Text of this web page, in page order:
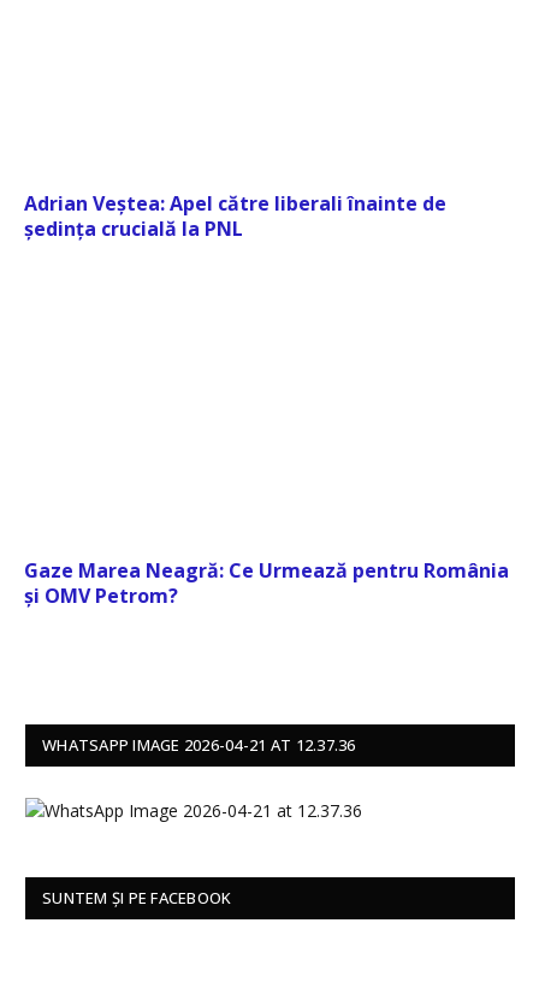
Adrian Veștea: Apel către liberali înainte de
ședința crucială la PNL
Gaze Marea Neagră: Ce Urmează pentru România
și OMV Petrom?
WHATSAPP IMAGE 2026-04-21 AT 12.37.36
SUNTEM ȘI PE FACEBOOK